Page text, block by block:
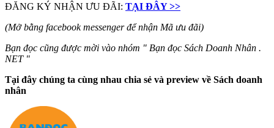
ĐĂNG KÝ NHẬN ƯU ĐÃI: TẠI ĐÂY >>
(Mở bằng facebook messenger để nhận Mã ưu đãi)
Bạn đọc cũng được mời vào nhóm " Bạn đọc Sách Doanh Nhân .
NET "
Tại đây chúng ta cùng nhau chia sẻ và preview về Sách doanh
nhân